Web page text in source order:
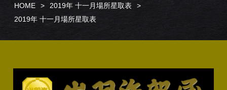
HOME
2019年 十一月場所星取表
2019年 十一月場所星取表